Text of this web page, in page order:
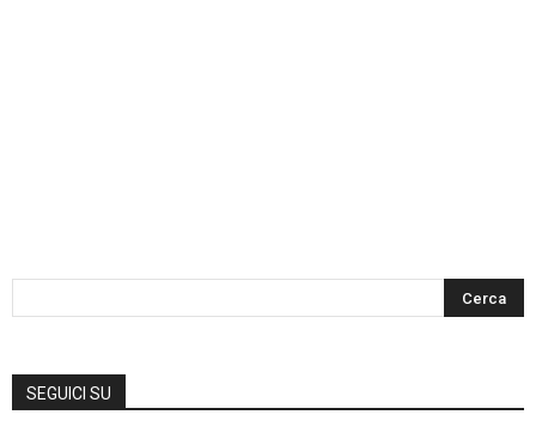
SEGUICI SU